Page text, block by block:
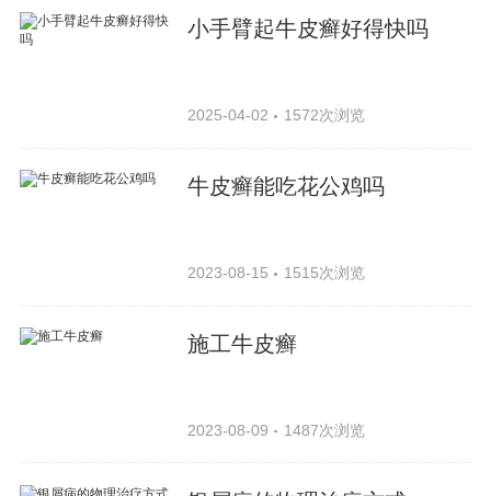
小手臂起牛皮癣好得快吗
2025-04-02 1572次浏览
牛皮癣能吃花公鸡吗
2023-08-15 1515次浏览
施工牛皮癣
2023-08-09 1487次浏览